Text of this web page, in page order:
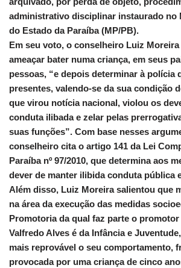
administrativo disciplinar instaurado no
do Estado da Paraíba (MP/PB).
Em seu voto, o conselheiro Luiz
ameaçar bater numa criança, em seus
pessoas, “e depois determinar à polícia
presentes, valendo-se da sua condição
que virou notícia nacional, violou os
conduta ilibada e zelar pelas
suas funções”. Com base nesses
conselheiro cita o artigo 141 da Lei
Paraíba nº 97/2010, que determina aos
dever de manter ilibida conduta pública
Além disso, Luiz Moreira salientou que
na área da execução das medidas
Promotoria da qual faz parte o
Valfredo Alves é da Infância e
mais reprovável o seu comportamento,
provocada por uma criança de cinco